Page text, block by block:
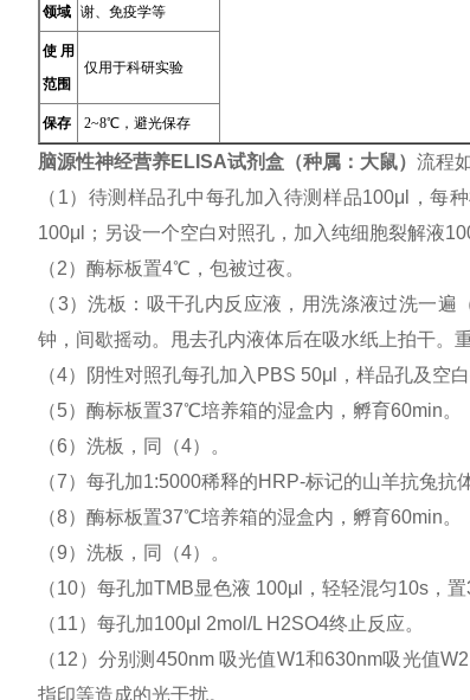
领域 谢、免疫学等
使用
范围
仅用于科研实验
保存 2~8℃，避光保存
脑源性神经营养ELISA试剂盒（种属：大鼠）流程
（1）待测样品孔中每孔加入待测样品100μl，每
100μl；另设一个空白对照孔，加入纯细胞裂解液
（2）酶标板置4℃，包被过夜。
（3）洗板：吸干孔内反应液，用洗涤液过洗一
钟，间歇摇动。甩去孔内液体后在吸水纸上拍干。
（4）阴性对照孔每孔加入PBS 50μl，样品孔及
（5）酶标板置37℃培养箱的湿盒内，孵育60min。
（6）洗板，同（4）。
（7）每孔加1:5000稀释的HRP-标记的山羊抗兔
（8）酶标板置37℃培养箱的湿盒内，孵育60min。
（9）洗板，同（4）。
（10）每孔加TMB显色液 100μl，轻轻混匀10s
（11）每孔加100μl 2mol/L H2SO4终止反应。
（12）分别测450nm 吸光值W1和630nm吸光值
指印等造成的光干扰。